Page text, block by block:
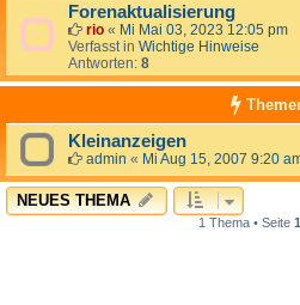
Forenaktualisierung
rio « Mi Mai 03, 2023 12:05 pm
Verfasst in Wichtige Hinweise
Antworten: 8
Kleinanzeigen
admin « Mi Aug 15, 2007 9:20
NEUES THEMA
1 Thema • Seite 1